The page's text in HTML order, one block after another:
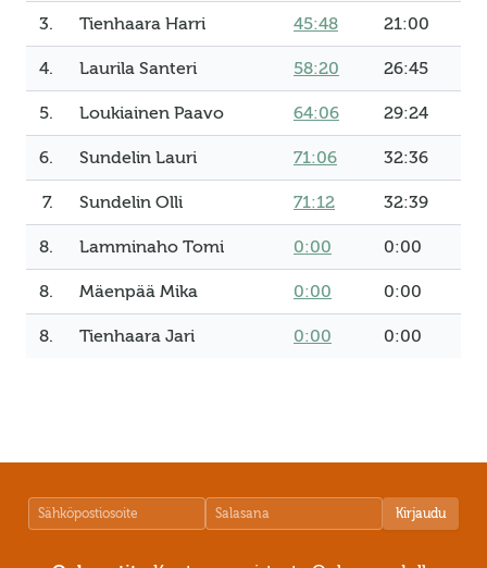
3. Tienhaara Harri 45:48 21:00
4. Laurila Santeri 58:20 26:45
5. Loukiainen Paavo 64:06 29:24
6. Sundelin Lauri 71:06 32:36
7. Sundelin Olli 71:12 32:39
8. Lamminaho Tomi 0:00 0:00
8. Mäenpää Mika 0:00 0:00
8. Tienhaara Jari 0:00 0:00
Kirjaudu